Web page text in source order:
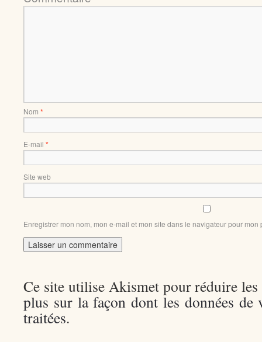
Nom *
E-mail *
Site web
Enregistrer mon nom, mon e-mail et mon site dans le navigateur pour
Ce site utilise Akismet pour réduire
plus sur la façon dont les données de
traitées.